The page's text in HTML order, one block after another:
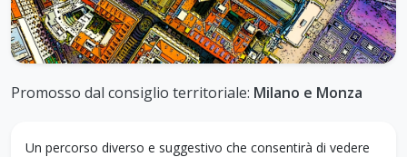
Promosso dal consiglio territoriale: Milano e Monza
Un percorso diverso e suggestivo che consentirà di vedere